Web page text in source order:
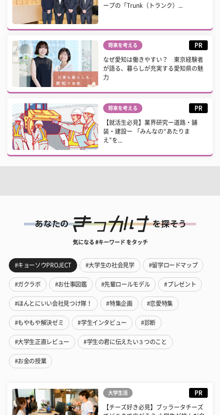
ープの「Trunk（トランク）...
将来を考える PR
なぜ愛知は働きやすい？ 東京経験者
が語る、暮らしが充実する愛知県の魅
力
将来を考える PR
【就活生必見】業界研究ー道路・舗
装・建設ー 「みんなの“あたりま
え”を...
気になる #キーワード をタッチ
#キョーソウPROJECT #大学生の社会見学 #留学ロードマップ
#ガクラボ #お仕事図鑑 #先輩ロールモデル #プレゼント
#ほんとにいい会社見つけ隊！ #特集企画 #恋愛特集
#もやもや解決ゼミ #学生インタビュー #診断
#大学生正直レビュー #学生の君に伝えたい３つのこと
#お金の授業
大学生活 PR
【チーズ好き必見】ブッラータチーズ